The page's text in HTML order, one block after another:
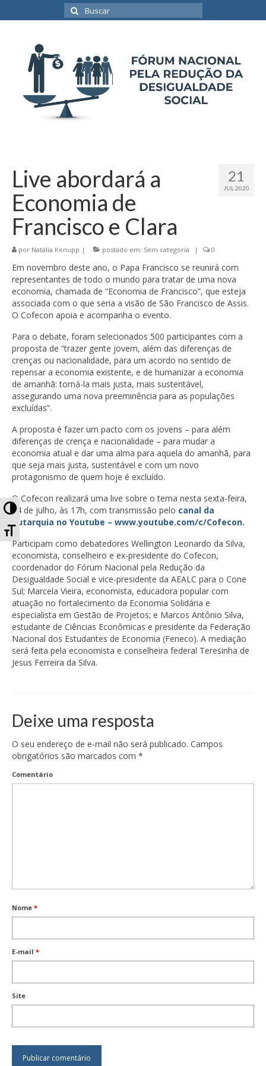
Alternar Alto Contraste
Alternar Tamanho da Fonte
Buscar
por:
21
JUL 2020
Live abordará a
Economia de
Francisco e Clara
por Natália Kenupp | postado em: Sem categoria | 0
Em novembro deste ano, o Papa Francisco se reunirá com
representantes de todo o mundo para tratar de uma nova
economia, chamada de “Economia de Francisco”, que esteja
associada com o que seria a visão de São Francisco de Assis.
O Cofecon apoia e acompanha o evento.
Para o debate, foram selecionados 500 participantes com a
proposta de “trazer gente jovem, além das diferenças de
crenças ou nacionalidade, para um acordo no sentido de
repensar a economia existente, e de humanizar a economia
de amanhã: torná-la mais justa, mais sustentável,
assegurando uma nova preeminência para as populações
excluídas”.
A proposta é fazer um pacto com os jovens – para além
diferenças de crença e nacionalidade – para mudar a
economia atual e dar uma alma para aquela do amanhã, para
que seja mais justa, sustentável e com um novo
protagonismo de quem hoje é excluído.
O Cofecon realizará uma live sobre o tema nesta sexta-feira,
24 de julho, às 17h, com transmissão pelo canal da
autarquia no Youtube – www.youtube.com/c/Cofecon.
Participam como debatedores Wellington Leonardo da Silva,
economista, conselheiro e ex-presidente do Cofecon,
coordenador do Fórum Nacional pela Redução da
Desigualdade Social e vice-presidente da AEALC para o Cone
Sul; Marcela Vieira, economista, educadora popular com
atuação no fortalecimento da Economia Solidária e
especialista em Gestão de Projetos; e Marcos Antônio Silva,
estudante de Ciências Econômicas e presidente da Federação
Nacional dos Estudantes de Economia (Feneco). A mediação
será feita pela economista e conselheira federal Teresinha de
Jesus Ferreira da Silva.
Deixe uma resposta
O seu endereço de e-mail não será publicado. Campos
obrigatórios são marcados com *
Comentário
Nome *
E-mail *
Site